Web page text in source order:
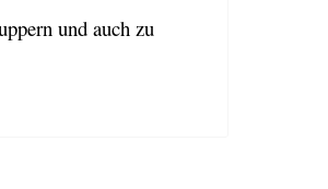
und auch zu